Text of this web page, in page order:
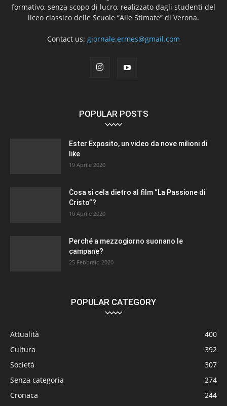
formativo, senza scopo di lucro, realizzato dagli studenti del
liceo classico delle Scuole “Alle Stimate” di Verona.
Contact us: giornale.ermes@gmail.com
POPULAR POSTS
Ester Exposito, un video da nove milioni di
like
19 Aprile 2020
Cosa si cela dietro al film “La Passione di
Cristo”?
10 Aprile 2020
Perché a mezzogiorno suonano le
campane?
25 Febbraio 2020
POPULAR CATEGORY
Attualità
400
Cultura
392
Società
307
Senza categoria
274
Cronaca
244